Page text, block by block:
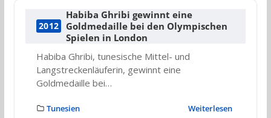
2012
Habiba Ghribi gewinnt eine
Goldmedaille bei den Olympischen
Spielen in London
Habiba Ghribi, tunesische Mittel- und
Langstreckenläuferin, gewinnt eine
Goldmedaille bei…
Tunesien Weiterlesen